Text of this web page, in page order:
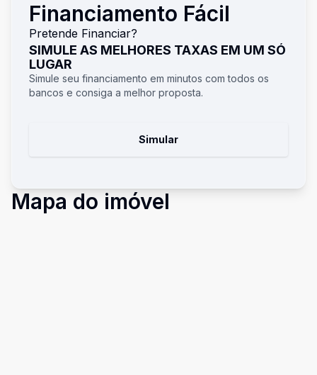
Financiamento Fácil
Pretende Financiar?
SIMULE AS MELHORES TAXAS EM UM SÓ
LUGAR
Simule seu financiamento em minutos com todos os
bancos e consiga a melhor proposta.
Simular
Mapa do imóvel